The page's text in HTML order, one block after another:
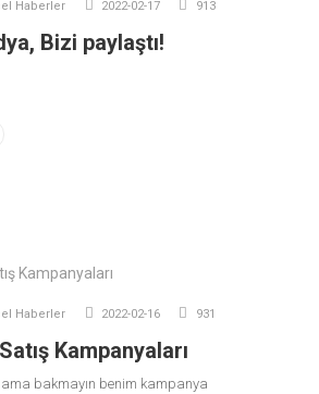
Haberler 2022-02-17 913
Bizi paylaştı!
Haberler 2022-02-16 931
Kampanyaları
bakmayın benim kampanya